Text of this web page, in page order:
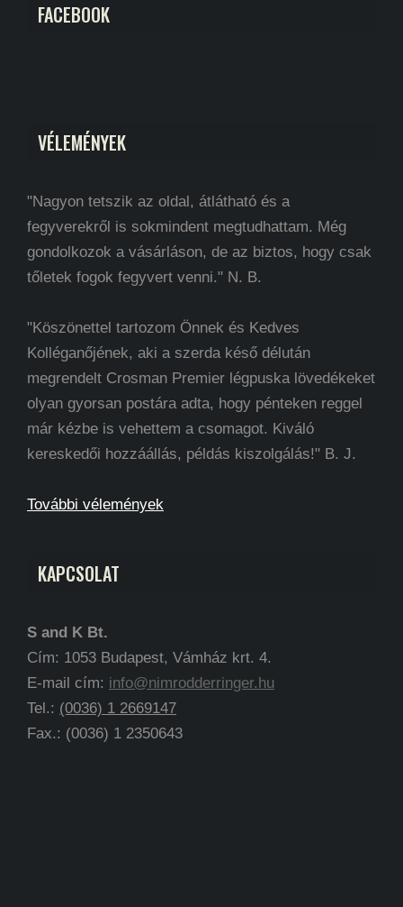
FACEBOOK
VÉLEMÉNYEK
"Nagyon tetszik az oldal, átlátható és a
fegyverekről is sokmindent megtudhattam. Még
gondolkozok a vásárláson, de az biztos, hogy csak
tőletek fogok fegyvert venni." N. B.
"Köszönettel tartozom Önnek és Kedves
Kolléganőjének, aki a szerda késő délután
megrendelt Crosman Premier légpuska lövedékeket
olyan gyorsan postára adta, hogy pénteken reggel
már kézbe is vehettem a csomagot. Kiváló
kereskedői hozzáállás, példás kiszolgálás!" B. J.
További vélemények
KAPCSOLAT
S and K Bt.
Cím: 1053 Budapest, Vámház krt. 4.
E-mail cím: info@nimrodderringer.hu
Tel.: (0036) 1 2669147
Fax.: (0036) 1 2350643